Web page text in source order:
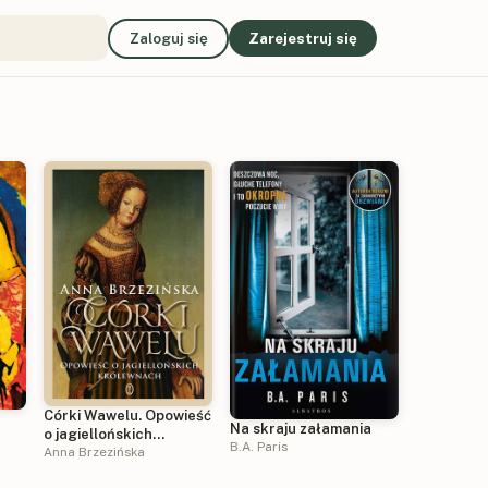
Zaloguj się Zarejestruj się
Córki Wawelu. Opowieść
o jagiellońskich
królewnach
Anna Brzezińska
Na skraju załamania
B.A. Paris